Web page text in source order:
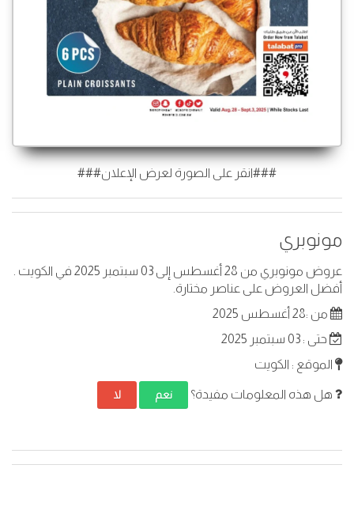
###انقر على الصورة لعرض الإعلان###
مونوبري
عروض مونوبري من 28 أغسطس إلى 03 سبتمبر 2025 في الكويت .
أفضل العروض على عناصر مختارة.
من :28 أغسطس 2025
حتى : 03 سبتمبر 2025
الموقع : الكويت
هل هذه المعلومات مفيدة؟ نعم لا